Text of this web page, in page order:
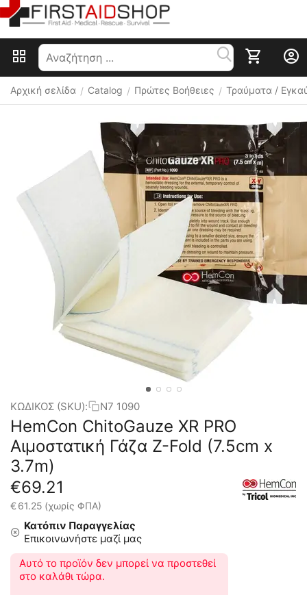
Αρχική σελίδα / Catalog / Πρώτες Βοήθειες / Τραύματα /
ΚΩΔΙΚΟΣ (SKU): N7 1090
HemCon ChitoGauze XR PRO
Αιμοστατική Γάζα Z-Fold (7.5cm x
3.7m)
€69.21
€61.25 (χωρίς ΦΠΑ)
Κατόπιν Παραγγελίας
Επικοινωνήστε μαζί μας
Αυτό το προϊόν δεν μπορεί να προστεθεί
στο καλάθι τώρα.